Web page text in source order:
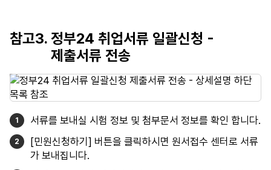
참고3. 정부24 취업서류 일괄신청 -
제출서류 전송
서류를 보내실 시험 정보 및 첨부문서 정보를 확인 합니다.
[민원신청하기] 버튼을 클릭하시면 원서접수 센터로 서류
가 보내집니다.